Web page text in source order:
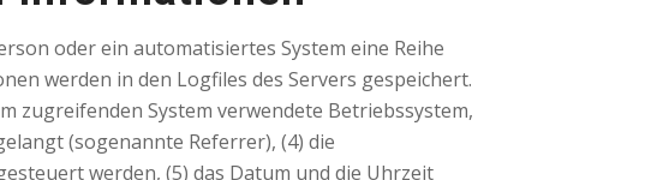
oder ein automatisiertes System eine Reihe
werden in den Logfiles des Servers gespeichert.
zugreifenden System verwendete Betriebssystem,
(sogenannte Referrer), (4) die
werden, (5) das Datum und die Uhrzeit